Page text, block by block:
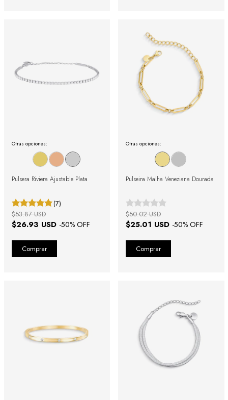
Otras opciones:
Pulsera Riviera Ajustable Plata
(7)
$26.93 USD -50% OFF
$53.87 USD
Otras opciones:
Pulseira Malha Veneziana Dourada
$25.01 USD -50% OFF
$50.02 USD